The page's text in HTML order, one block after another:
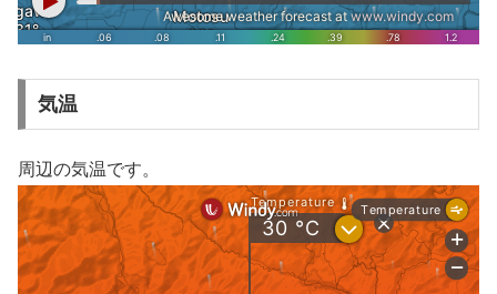
気温
周辺の気温です。